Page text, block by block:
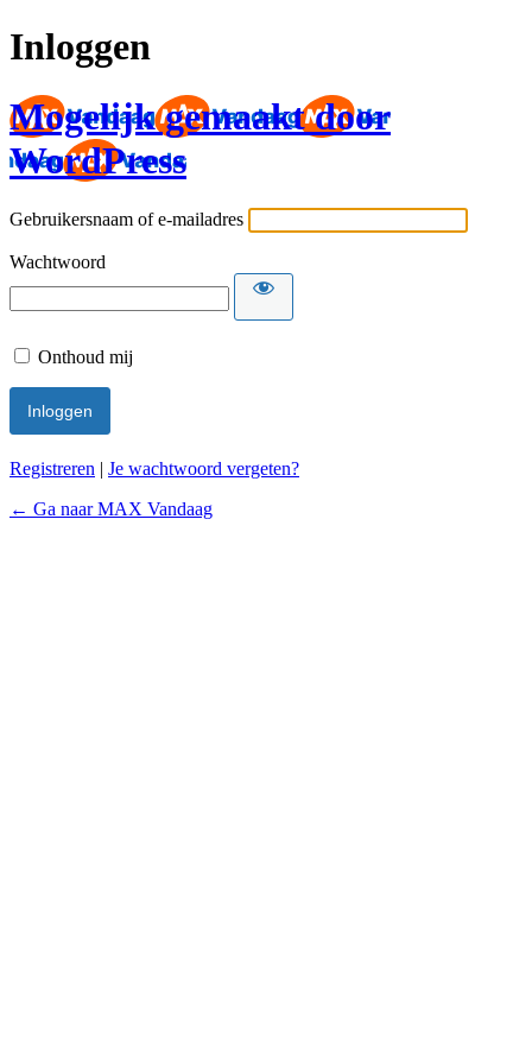
Inloggen
Mogelijk gemaakt door
WordPress
Gebruikersnaam of e-mailadres
Wachtwoord
Onthoud mij
Registreren | Je wachtwoord vergeten?
← Ga naar MAX Vandaag